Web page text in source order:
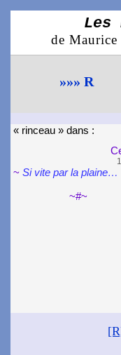
Les
de
»»» R
« rin­ceau » dans :
~Si vite par la plaine…
~#~